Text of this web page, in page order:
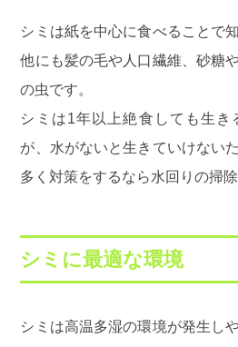
シミは紙を中心に食べることで
他にも髪の毛や人口繊維、砂糖
の虫です。
シミは1年以上絶食しても生き
が、水がないと生きていけない
多く対策をするなら水回りの掃
シミに最適な環境
シミは高温多湿の環境が発生し